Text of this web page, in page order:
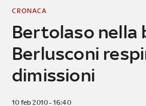
Bertolaso nella
Berlusconi
dimissioni
CRONACA
10 feb 2010 - 16:40